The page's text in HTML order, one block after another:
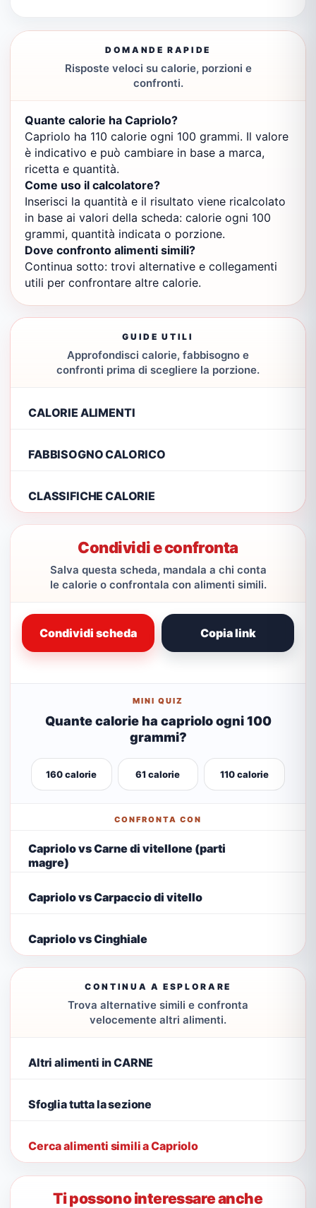
DOMANDE RAPIDE
Risposte veloci su calorie, porzioni e
confronti.
Quante calorie ha Capriolo?
Capriolo ha 110 calorie ogni 100 grammi. Il valore
è indicativo e può cambiare in base a marca,
ricetta e quantità.
Come uso il calcolatore?
Inserisci la quantità e il risultato viene ricalcolato
in base ai valori della scheda: calorie ogni 100
grammi, quantità indicata o porzione.
Dove confronto alimenti simili?
Continua sotto: trovi alternative e collegamenti
utili per confrontare altre calorie.
GUIDE UTILI
Approfondisci calorie, fabbisogno e
confronti prima di scegliere la porzione.
CALORIE ALIMENTI
FABBISOGNO CALORICO
CLASSIFICHE CALORIE
Condividi e confronta
Salva questa scheda, mandala a chi conta
le calorie o confrontala con alimenti simili.
Condividi scheda Copia link
MINI QUIZ
Quante calorie ha capriolo ogni 100
grammi?
160 calorie 61 calorie 110 calorie
CONFRONTA CON
Capriolo vs Carne di vitellone (parti
magre)
Capriolo vs Carpaccio di vitello
Capriolo vs Cinghiale
CONTINUA A ESPLORARE
Trova alternative simili e confronta
velocemente altri alimenti.
Altri alimenti in CARNE
Sfoglia tutta la sezione
Cerca alimenti simili a Capriolo
Ti possono interessare anche